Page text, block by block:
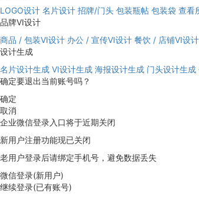
LOGO设计 名片设计 招牌/门头 包装瓶帖 包装袋 查看
品牌VI设计
商品 / 包装VI设计 办公 / 宣传VI设计 餐饮 / 店铺VI设计
设计生成
名片设计生成 VI设计生成 海报设计生成 门头设计生成
确定要退出当前账号吗？
确定
取消
企业微信登录入口将于近期关闭
新用户注册功能现已关闭
老用户登录后请绑定手机号，避免数据丢失
微信登录(新用户)
继续登录(已有账号)